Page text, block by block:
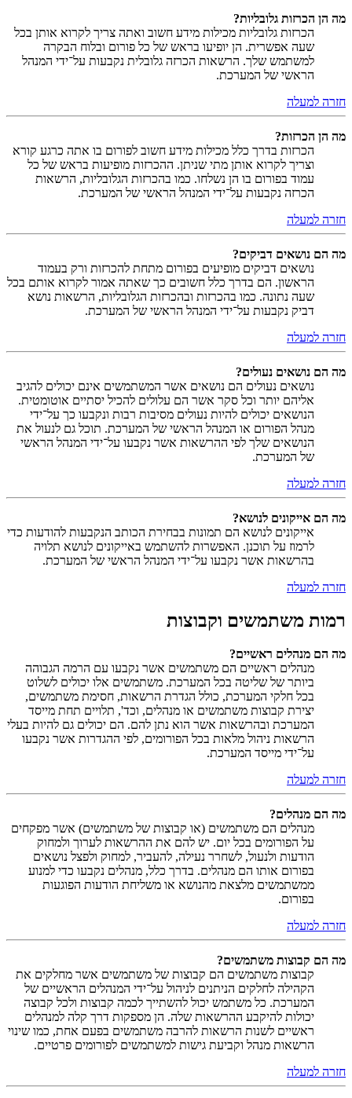
מה הן הכרזות גלובליות?
הכרזות גלובליות מכילות מידע חשוב ואתה צריך לקרוא אותן בכל
שעה אפשרית. הן יופיעו בראש של כל פורום ובלוח הבקרה
למשתמש שלך. הרשאות הכרזה גלובלית נקבעות על־ידי המנהל
הראשי של המערכת.
חזרה למעלה
מה הן הכרזות?
הכרזות בדרך כלל מכילות מידע חשוב לפורום בו אתה כרגע קורא
וצריך לקרוא אותן מתי שניתן. ההכרזות מופיעות בראש של כל
עמוד בפורום בו הן נשלחו. כמו בהכרזות הגלובליות, הרשאות
הכרזה נקבעות על־ידי המנהל הראשי של המערכת.
חזרה למעלה
מה הם נושאים דביקים?
נושאים דביקים מופיעים בפורום מתחת להכרזות ורק בעמוד
הראשון. הם בדרך כלל חשובים כך שאתה אמור לקרוא אותם בכל
שעה נתונה. כמו בהכרזות ובהכרזות הגלובליות, הרשאות נושא
דביק נקבעות על־ידי המנהל הראשי של המערכת.
חזרה למעלה
מה הם נושאים נעולים?
נושאים נעולים הם נושאים אשר המשתמשים אינם יכולים להגיב
אליהם יותר וכל סקר אשר הם עלולים להכיל יסתיים אוטומטית.
הנושאים יכולים להיות נעולים מסיבות רבות ונקבעו כך על־ידי
מנהל הפורום או המנהל הראשי של המערכת. תוכל גם לנעול את
הנושאים שלך לפי ההרשאות אשר נקבעו על־ידי המנהל הראשי
של המערכת.
חזרה למעלה
מה הם אייקונים לנושא?
אייקונים לנושא הם תמונות בבחירת הכותב הנקבעות להודעות כדי
לרמוז על תוכנן. האפשרות להשתמש באייקונים לנושא תלויה
בהרשאות אשר נקבעו על־ידי המנהל הראשי של המערכת.
חזרה למעלה
רמות משתמשים וקבוצות
מה הם מנהלים ראשיים?
מנהלים ראשיים הם משתמשים אשר נקבעו עם הרמה הגבוהה
ביותר של שליטה בכל המערכת. משתמשים אלו יכולים לשלוט
בכל חלקי המערכת, כולל הגדרת הרשאות, חסימת משתמשים,
יצירת קבוצות משתמשים או מנהלים, וכד', תלויים תחת מייסד
המערכת ובהרשאות אשר הוא נתן להם. הם יכולים גם להיות בעלי
הרשאות ניהול מלאות בכל הפורומים, לפי ההגדרות אשר נקבעו
על־ידי מייסד המערכת.
חזרה למעלה
מה הם מנהלים?
מנהלים הם משתמשים (או קבוצות של משתמשים) אשר מפקחים
על הפורומים בכל יום. יש להם את ההרשאות לערוך ולמחוק
הודעות ולנעול, לשחרר נעילה, להעביר, למחוק ולפצל נושאים
בפורום אותו הם מנהלים. בדרך כלל, מנהלים נקבעו כדי למנוע
ממשתמשים מלצאת מהנושא או משליחת הודעות הפוגעות
בפורום.
חזרה למעלה
מה הם קבוצות משתמשים?
קבוצות משתמשים הם קבוצות של משתמשים אשר מחלקים את
הקהילה לחלקים הניתנים לניהול על־ידי המנהלים הראשיים של
המערכת. כל משתמש יכול להשתייך לכמה קבוצות ולכל קבוצה
יכולות להיקבע ההרשאות שלה. הן מספקות דרך קלה למנהלים
ראשיים לשנות הרשאות להרבה משתמשים בפעם אחת, כמו שינוי
הרשאות מנהל וקביעת גישות למשתמשים לפורומים פרטיים.
חזרה למעלה